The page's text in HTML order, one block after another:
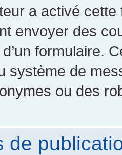
a activé
envoyer des
d’un formulaire.
système de
ou des
de